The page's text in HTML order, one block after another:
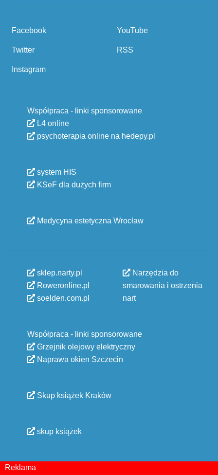
Facebook
Twitter
Instagram
YouTube
RSS
Współpraca - linki sponsorowane
L4 online
psychoterapia online na hedepy.pl
system HIS
KSeF dla dużych firm
Medycyna estetyczna Wrocław
sklep.narty.pl
Roweronline.pl
soelden.com.pl
Narzędzia do
smarowania i ostrzenia
nart
Współpraca - linki sponsorowane
Grzejnik olejowy elektryczny
Naprawa okien Szczecin
Skup książek Kraków
skup książek
Reklama